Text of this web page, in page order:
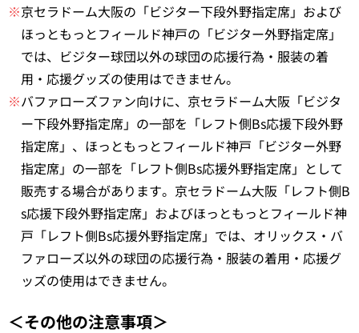
※京セラドーム大阪の「ビジター下段外野指定席」および
ほっともっとフィールド神戸の「ビジター外野指定席」
では、ビジター球団以外の球団の応援行為・服装の着
用・応援グッズの使用はできません。
※バファローズファン向けに、京セラドーム大阪「ビジタ
ー下段外野指定席」の一部を「レフト側Bs応援下段外野
指定席」、ほっともっとフィールド神戸「ビジター外野
指定席」の一部を「レフト側Bs応援外野指定席」として
販売する場合があります。京セラドーム大阪「レフト側B
s応援下段外野指定席」およびほっともっとフィールド神
戸「レフト側Bs応援外野指定席」では、オリックス・バ
ファローズ以外の球団の応援行為・服装の着用・応援グ
ッズの使用はできません。
＜その他の注意事項＞